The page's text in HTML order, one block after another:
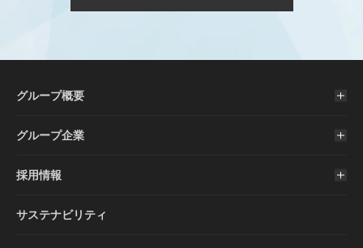
グループ概要
グループ企業
採用情報
サステナビリティ